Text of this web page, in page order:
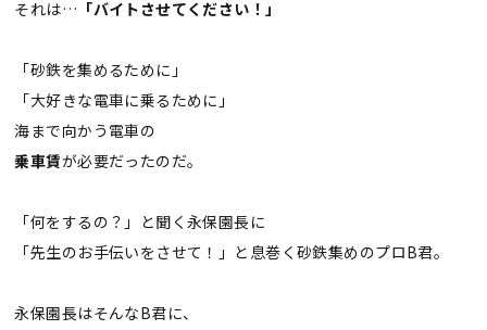
それは… 「バイトさせてください！」
「砂鉄を集めるために」
「大好きな電車に乗るために」
海まで向かう電車の
乗車賃が必要だったのだ。
「何をするの？」と聞く永保園長に
「先生のお手伝いをさせて！」と息巻く砂鉄集めのプロB君。
永保園長はそんなB君に、